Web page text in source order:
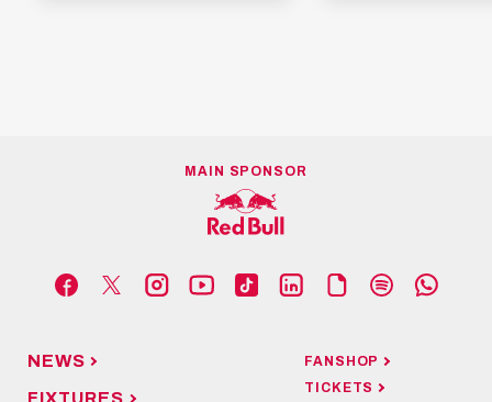
MAIN SPONSOR
NEWS
FIXTURES
FANSHOP
TICKETS